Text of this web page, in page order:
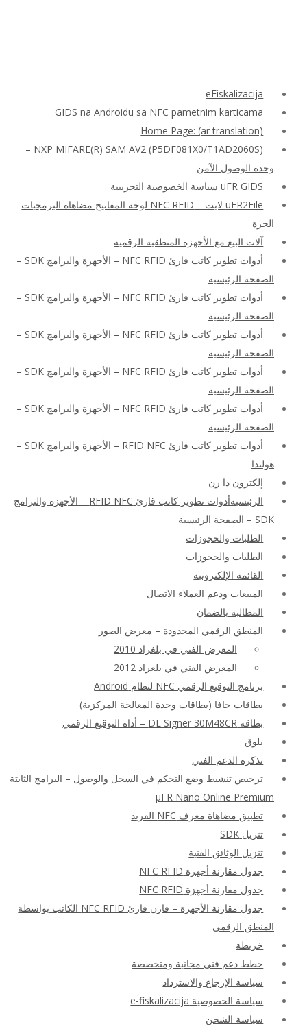
eFiskalizacija
GIDS na Androidu sa NFC pametnim karticama
Home Page: (ar translation)
NXP MIFARE(R) SAM AV2 (P5DF081X0/T1AD2060S) –
وحدة الوصول الآمن
uFR GIDS سياسة الخصوصية التجريبية
uFR2File لايت – NFC RFID لوحة المفاتيح مضاهاة البرمجيات
الحرة
آلات البيع مع الأجهزة المنطقية الرقمية
أدوات تطوير كاتب قارئ NFC RFID – الأجهزة والبرامج SDK –
الصفحة الرئيسية
أدوات تطوير كاتب قارئ NFC RFID – الأجهزة والبرامج SDK –
الصفحة الرئيسية
أدوات تطوير كاتب قارئ NFC RFID – الأجهزة والبرامج SDK –
الصفحة الرئيسية
أدوات تطوير كاتب قارئ NFC RFID – الأجهزة والبرامج SDK –
الصفحة الرئيسية
أدوات تطوير كاتب قارئ NFC RFID – الأجهزة والبرامج SDK –
الصفحة الرئيسية
أدوات تطوير كاتب قارئ RFID NFC – الأجهزة والبرامج SDK –
هولندا
إلكترون ذا رن
الرئيسيةأدوات تطوير كاتب قارئ RFID NFC – الأجهزة والبرامج
SDK – الصفحة الرئيسية
الطلبات والحجوزات
الطلبات والحجوزات
القائمة الإلكترونية
المبيعات ودعم العملاء الاتصال
المطالبة بالضمان
المنطق الرقمي المحدودة – معرض الصور
المعرض الفني في بلغراد 2010
المعرض الفني في بلغراد 2012
برنامج التوقيع الرقمي NFC لنظام Android
بطاقات جافا (بطاقات وحدة المعالجة المركزية)
بطاقة DL Signer 30M48CR – أداة التوقيع الرقمي
بلوق
تذكرة الدعم الفني
ترخيص تنشيط وضع التحكم في السجل والوصول – البرامج الثابتة
μFR Nano Online Premium
تطبيق مضاهاة معرف NFC الفريد
تنزيل SDK
تنزيل الوثائق الفنية
جدول مقارنة أجهزة NFC RFID
جدول مقارنة أجهزة NFC RFID
جدول مقارنة الأجهزة – قارن قارئ NFC RFID الكاتب بواسطة
المنطق الرقمي
خريطة
خطط دعم فني مجانية ومتخصصة
سياسة الإرجاع والاسترداد
سياسة الخصوصية e-fiskalizacija
سياسة الشحن